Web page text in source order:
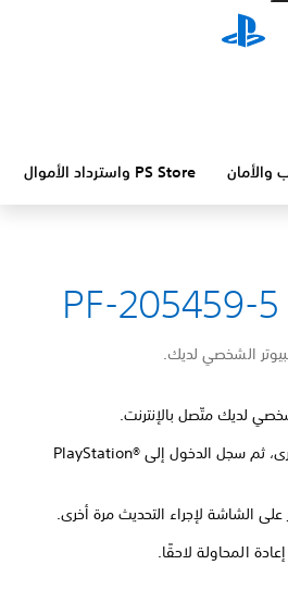
والأمان PS Store واسترداد الأموال
الشخصي لديك.
لديك متّصل بالإنترنت.
ابدأ تشغيل اللعبة مرة أخرى، ثم سجل الدخول إلى PlayStation®‎
على الشاشة لإجراء التحديث مرة أخرى.
المحاولة لاحقًا.